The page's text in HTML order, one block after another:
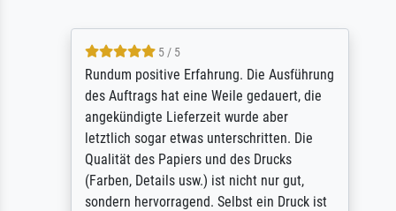
5 / 5
Rundum positive Erfahrung. Die Ausführung
des Auftrags hat eine Weile gedauert, die
angekündigte Lieferzeit wurde aber
letztlich sogar etwas unterschritten. Die
Qualität des Papiers und des Drucks
(Farben, Details usw.) ist nicht nur gut,
sondern hervorragend. Selbst ein Druck ist